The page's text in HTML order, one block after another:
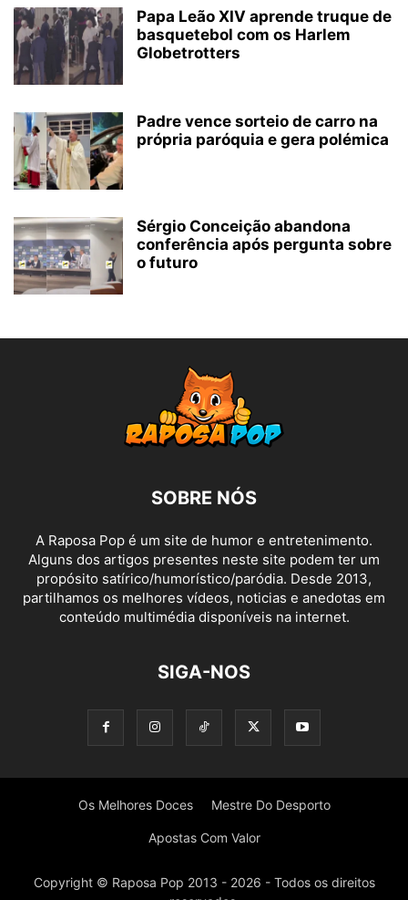
Papa Leão XIV aprende truque de
basquetebol com os Harlem
Globetrotters
Padre vence sorteio de carro na
própria paróquia e gera polémica
Sérgio Conceição abandona
conferência após pergunta sobre
o futuro
SOBRE NÓS
A Raposa Pop é um site de humor e entretenimento.
Alguns dos artigos presentes neste site podem ter um
propósito satírico/humorístico/paródia. Desde 2013,
partilhamos os melhores vídeos, noticias e anedotas em
conteúdo multimédia disponíveis na internet.
SIGA-NOS
Os Melhores Doces Mestre Do Desporto
Apostas Com Valor
Copyright © Raposa Pop 2013 - 2026 - Todos os direitos